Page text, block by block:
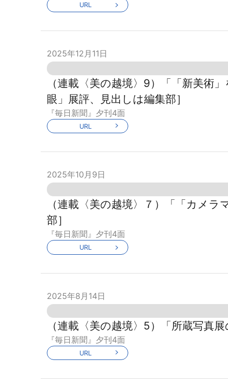
URL
2025年12月11日
（連載〈美の越境〉9）「「新美
眼」展評、見出しは編集部］
『毎日新聞』夕刊4面
URL
2025年10月9日
（連載〈美の越境〉７）「「カメ
部］
『毎日新聞』夕刊4面
URL
2025年8月14日
（連載〈美の越境〉5）「所蔵写
『毎日新聞』夕刊4面
URL